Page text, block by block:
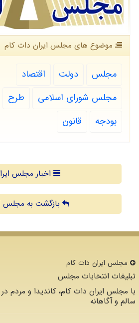
موضوع های مجلس ایران دات كام
مجلس دولت
اقتصاد
مجلس شورای اسلامی
طرح
بودجه
قانون
اخبار مجلس
بازگشت به مجلس
مجلس ایران دات كام
تبلیغات انتخابات مجلس
با مجلس ایران دات کام، کاندیدا و مردم
سالم و آگاهانه